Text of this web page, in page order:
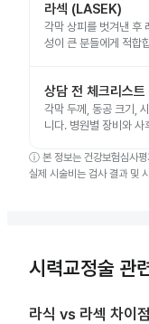
라섹 (LASEK)
각막 상피를 벗겨낸 후
성이 큰 분들에게 적합
상담 전 체크리스트
각막 두께, 동공 크기,
니다. 병원별 장비와
ⓘ 본 정보는 건강보험심사
실제 시술비는 검사 결과 및
시력교정술 관
라식 vs 라섹 차이